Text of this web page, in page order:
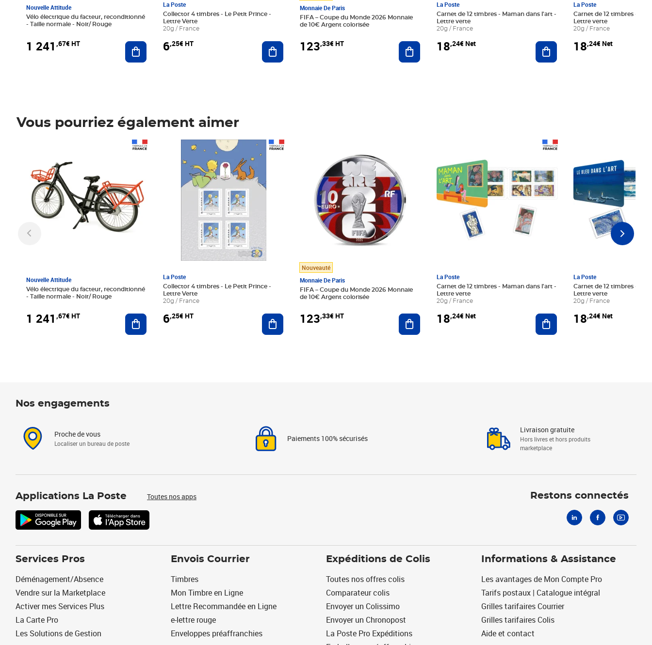
Nouvelle Attitude
Vélo électrique du facteur, reconditionné
- Taille normale - Noir/ Rouge
1 241 ,67€ HT Ajouter au panier
La Poste
Collector 4 timbres - Le Petit Prince -
Lettre Verte
20g / France
6,25€ HT Ajouter au panier
Monnaie De Paris
FIFA – Coupe du Monde 2026 Monnaie
de 10€ Argent colorisée
123,33€ HT Ajouter au panier
La Poste
Carnet de 12 timbres - Maman dans l'art -
Lettre verte
20g / France
18,24€ Net Ajouter au panier
La Poste
Carnet de 12 timbres - Le
Lettre verte
20g / France
18,24€ Net
Vous pourriez également aimer
Nouvelle Attitude
Vélo électrique du facteur, reconditionné
- Taille normale - Noir/ Rouge
1 241 ,67€ HT Ajouter au panier
La Poste
Collector 4 timbres - Le Petit Prince -
Lettre Verte
20g / France
6,25€ HT
Prix 6,25€ HT
Ajouter au panier
Nouveauté
Monnaie De Paris
FIFA – Coupe du Monde 2026 Monnaie
de 10€ Argent colorisée
123,33€ HT Ajouter au panier
La Poste
Carnet de 12 timbres - Maman dans l'art -
Lettre verte
20g / France
18,24€ Net Ajouter au panier
La Poste
Carnet de 12 timbres - Le
Lettre verte
20g / France
18,24€ Net
Nos engagements
Proche de vous
Localiser un bureau de poste
Paiements 100% sécurisés
Livraison gratuite
Hors livres et hors produits
marketplace
Applications La Poste Toutes nos apps Restons connectés
Services Pros
Déménagement/Absence
Vendre sur la Marketplace
Activer mes Services Plus
La Carte Pro
Les Solutions de Gestion
Envois Courrier
Timbres
Mon Timbre en Ligne
Lettre Recommandée en Ligne
e-lettre rouge
Enveloppes préaffranchies
Expéditions de Colis
Toutes nos offres colis
Comparateur colis
Envoyer un Colissimo
Envoyer un Chronopost
La Poste Pro Expéditions
Informations & Assistance
Les avantages de Mon Compte Pro
Tarifs postaux | Catalogue intégral
Grilles tarifaires Courrier
Grilles tarifaires Colis
Aide et contact